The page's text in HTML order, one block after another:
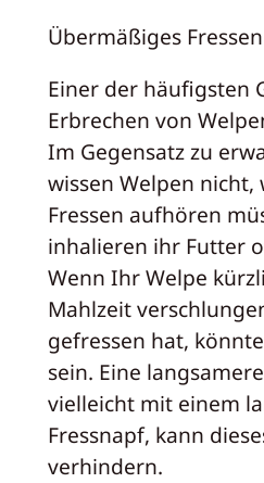
Übermäßiges Fressen
Einer der häufigsten
Erbrechen von
Im Gegensatz zu
wissen Welpen
Fressen aufhören
inhalieren ihr Futter
Wenn Ihr Welpe
Mahlzeit
gefressen hat,
sein. Eine
vielleicht mit einem
Fressnapf, kann
verhindern.